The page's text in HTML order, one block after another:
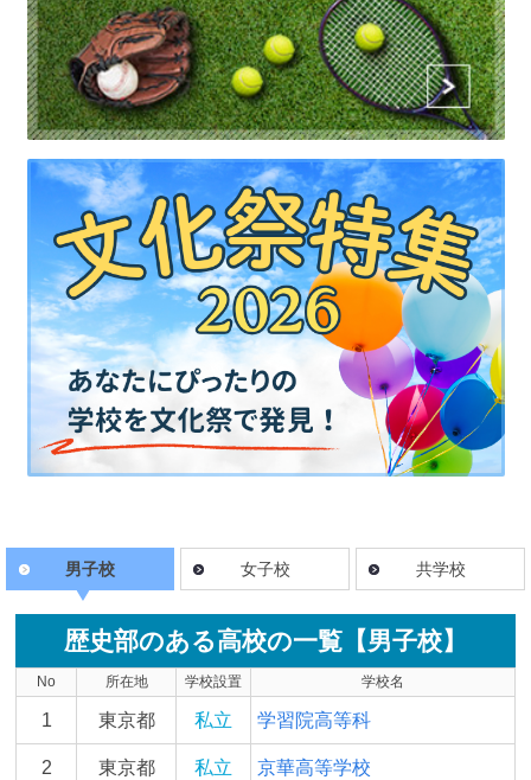
ブックマークした学校はありません
男子校 女子校 共学校
歴史部のある高校の一覧【男子校】
No 所在地 学校設置 学校名
1 東京都 私立 学習院高等科
2 東京都 私立 京華高等学校